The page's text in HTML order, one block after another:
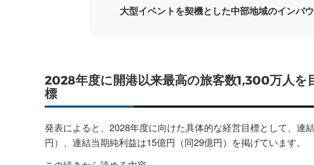
大型イベントを契機とした中部地域のインバ
2028年度に開港以来最高の旅客数1,300万人を
標
発表によると、2028年度に向けた具体的な経営目標として、連
円）、連結当期純利益は15億円（同29億円）を掲げています。